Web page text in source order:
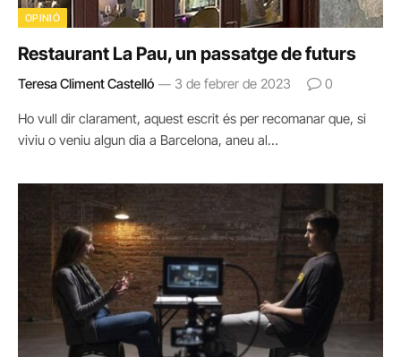
OPINIÓ
Restaurant La Pau, un passatge de futurs
Teresa Climent Castelló 3 de febrer de 2023 0
Ho vull dir clarament, aquest escrit és per recomanar que, si
viviu o veniu algun dia a Barcelona, aneu al…